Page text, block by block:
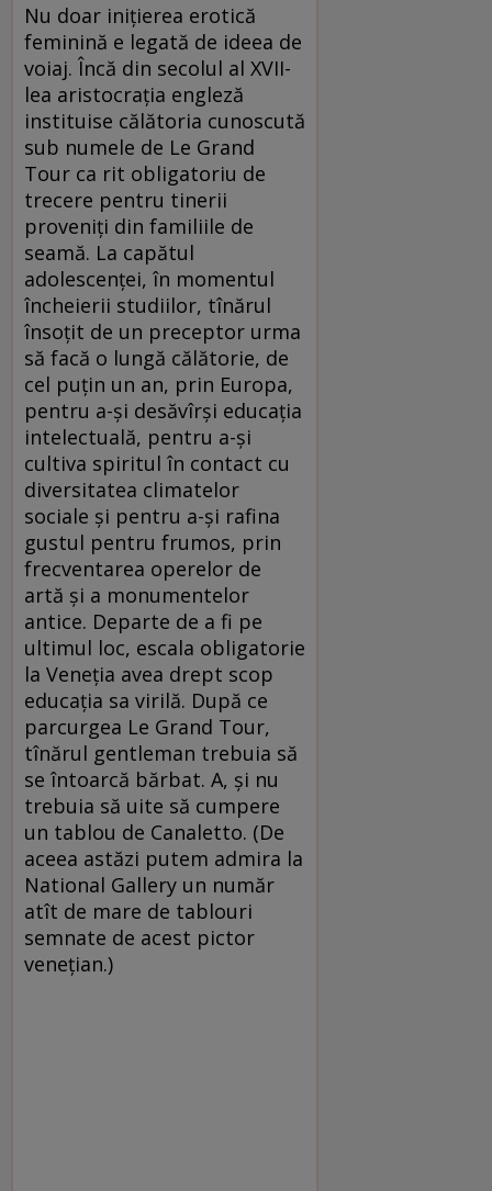
Nu doar iniţierea erotică
feminină e legată de ideea de
voiaj. Încă din secolul al XVII-
lea aristocraţia engleză
instituise călătoria cunoscută
sub numele de Le Grand
Tour ca rit obligatoriu de
trecere pentru tinerii
proveniţi din familiile de
seamă. La capătul
adolescenţei, în momentul
încheierii studiilor, tînărul
însoţit de un preceptor urma
să facă o lungă călătorie, de
cel puţin un an, prin Europa,
pentru a-şi desăvîrşi educaţia
intelectuală, pentru a-şi
cultiva spiritul în contact cu
diversitatea climatelor
sociale şi pentru a-şi rafina
gustul pentru frumos, prin
frecventarea operelor de
artă şi a monumentelor
antice. Departe de a fi pe
ultimul loc, escala obligatorie
la Veneţia avea drept scop
educaţia sa virilă. După ce
parcurgea Le Grand Tour,
tînărul gentleman trebuia să
se întoarcă bărbat. A, şi nu
trebuia să uite să cumpere
un tablou de Canaletto. (De
aceea astăzi putem admira la
National Gallery un număr
atît de mare de tablouri
semnate de acest pictor
veneţian.)